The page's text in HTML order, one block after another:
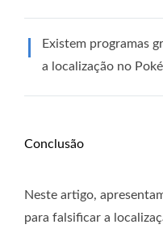
Existem programas
a localização no
Conclusão
Neste artigo,
para falsificar a